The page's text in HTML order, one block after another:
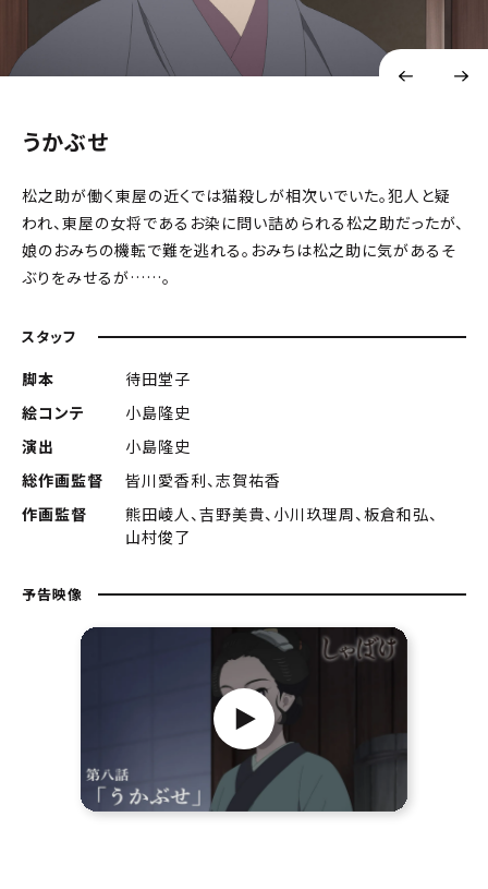
うかぶせ
松之助が働く東屋の近くでは猫殺しが相次いでいた。犯人と疑
われ、東屋の女将であるお染に問い詰められる松之助だったが、
娘のおみちの機転で難を逃れる。おみちは松之助に気があるそ
ぶりをみせるが……。
スタッフ
脚本
待田堂子
絵コンテ
小島隆史
演出
小島隆史
総作画監督
皆川愛香利、志賀祐香
作画監督
熊田崚人、吉野美貴、小川玖理周、板倉和弘、
山村俊了
予告映像